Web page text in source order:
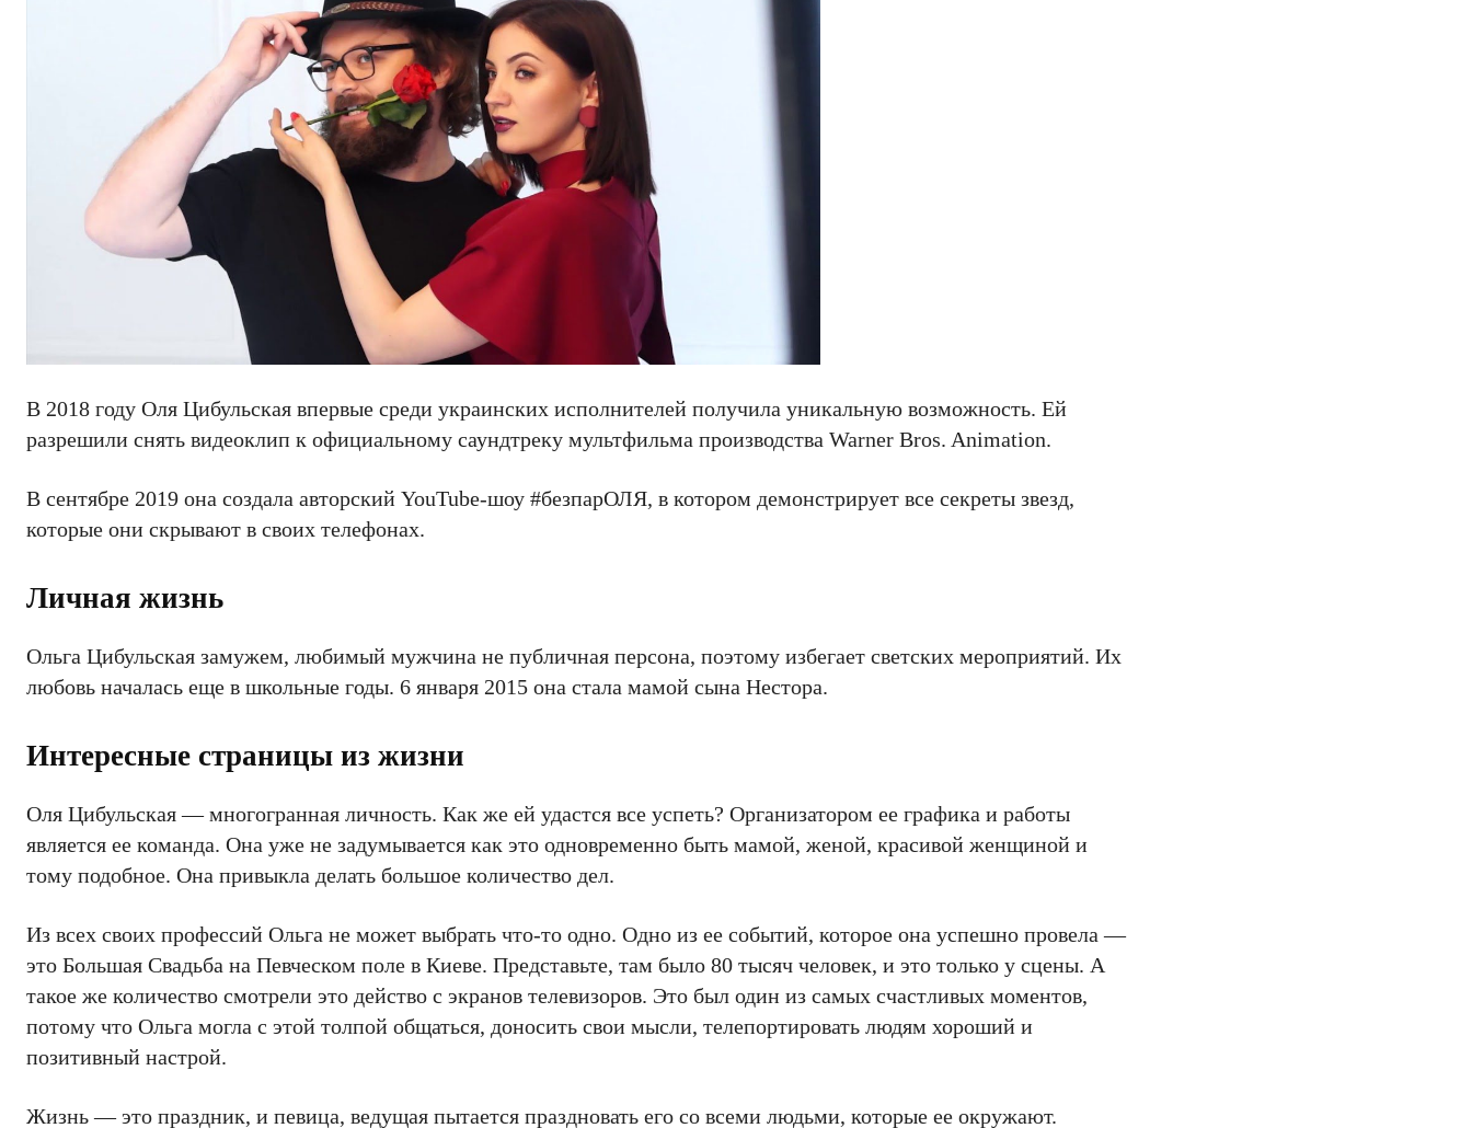
В 2018 году Оля Цибульская впервые среди украинских исполнителей получила уникальную возможность. Ей
разрешили снять видеоклип к официальному саундтреку мультфильма производства Warner Bros. Animation.
В сентябре 2019 она создала авторский YouTube-шоу #безпарОЛЯ, в котором демонстрирует все секреты звезд,
которые они скрывают в своих телефонах.
Личная жизнь
Ольга Цибульская замужем, любимый мужчина не публичная персона, поэтому избегает светских мероприятий. Их
любовь началась еще в школьные годы. 6 января 2015 она стала мамой сына Нестора.
Интересные страницы из жизни
Оля Цибульская — многогранная личность. Как же ей удастся все успеть? Организатором ее графика и работы
является ее команда. Она уже не задумывается как это одновременно быть мамой, женой, красивой женщиной и
тому подобное. Она привыкла делать большое количество дел.
Из всех своих профессий Ольга не может выбрать что-то одно. Одно из ее событий, которое она успешно провела —
это Большая Свадьба на Певческом поле в Киеве. Представьте, там было 80 тысяч человек, и это только у сцены. А
такое же количество смотрели это действо с экранов телевизоров. Это был один из самых счастливых моментов,
потому что Ольга могла с этой толпой общаться, доносить свои мысли, телепортировать людям хороший и
позитивный настрой.
Жизнь — это праздник, и певица, ведущая пытается праздновать его со всеми людьми, которые ее окружают.